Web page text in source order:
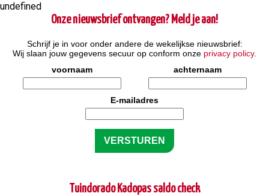
undefined
Onze nieuwsbrief ontvangen? Meld je aan!
Schrijf je in voor onder andere de wekelijkse nieuwsbrief:
Wij slaan jouw gegevens secuur op conform onze privacy policy.
voornaam
achternaam
E-mailadres
Tuindorado Kadopas saldo check